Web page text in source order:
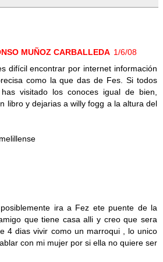
MUÑOZ CARBALLEDA 1/6/08
difícil encontrar por internet información
como la que das de Fes. Si todos
visitado los conoces igual de bien,
libro y dejarias a willy fogg a la altura del
ira a Fez ete puente de la
que tiene casa alli y creo que sera
4 dias vivir como un marroqui , lo unico
con mi mujer por si ella no quiere ser